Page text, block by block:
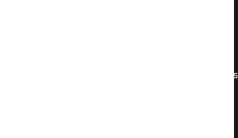
Energie, environnement, gestion des déchets